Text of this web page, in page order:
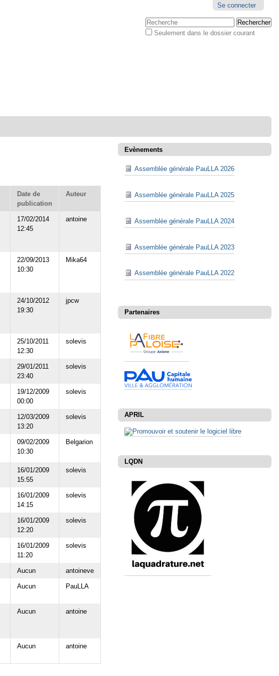
personnels
Se connecter
Chercher par
Seulement dans le dossier courant
Date de
publication
Auteur
17/02/2014
12:45
antoine
22/09/2013
10:30
Mika64
24/10/2012
19:30
jpcw
25/10/2011
12:30
solevis
29/01/2011
23:40
solevis
19/12/2009
00:00
solevis
12/03/2009
13:20
solevis
09/02/2009
10:30
Belgarion
16/01/2009
15:55
solevis
16/01/2009
14:15
solevis
16/01/2009
12:20
solevis
16/01/2009
11:20
solevis
Aucun antoineve
Aucun PauLLA
Aucun antoine
Aucun antoine
Evènements
Assemblée générale PauLLA 2026
Assemblée générale PauLLA 2025
Assemblée générale PauLLA 2024
Assemblée générale PauLLA 2023
Assemblée générale PauLLA 2022
Partenaires
APRIL
LQDN